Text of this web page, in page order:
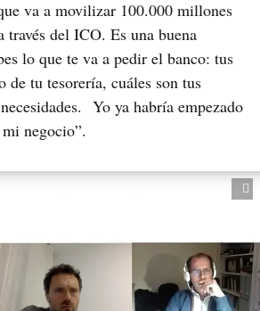
va a movilizar 100.000 millones
través del ICO. Es una buena
lo que te va a pedir el banco: tus
de tu tesorería, cuáles son tus
Yo ya habría empezado
negocio”.